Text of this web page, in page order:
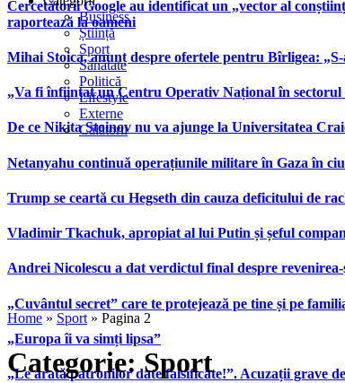
Cercetătorii Google au identificat un „vector al
raportează la oameni
Mihai Stoica, anunț despre ofertele pentru Bîrligea:
„Va fi înființat un Centru Operativ Național în sectorul
De ce Nikita Stoinov nu va ajunge la Universitatea
Netanyahu continuă operațiunile militare în Gaza în
Trump se ceartă cu Hegseth din cauza deficitului de
Vladimir Tkachuk, apropiat al lui Putin și șeful
Andrei Nicolescu a dat verdictul final despre
„Cuvântul secret” care te protejează pe tine și pe
„Europa îi va simți lipsa”
„Le arată patronilor date falsificate!”. Acuzații grave
Business
Știință
Sport
Sănătate
Politică
Lifestyle
Externe
Călătorii
Home » Sport » Pagina 2
Categorie:Sport